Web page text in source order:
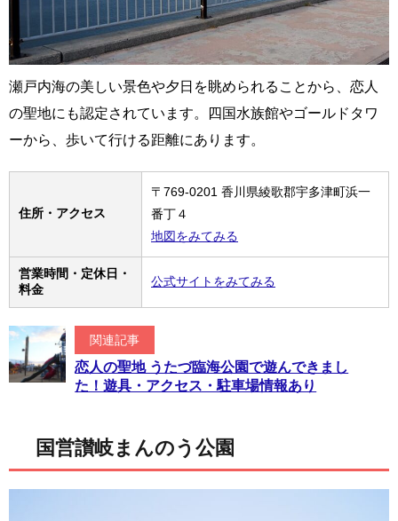
瀬戸内海の美しい景色や夕日を眺められることから、恋人
の聖地にも認定されています。四国水族館やゴールドタワ
ーから、歩いて行ける距離にあります。
住所・アクセス
〒769-0201 香川県綾歌郡宇多津町浜一
番丁４
地図をみてみる
営業時間・定休日・
料金
公式サイトをみてみる
関連記事
恋人の聖地 うたづ臨海公園で遊んできまし
た！遊具・アクセス・駐車場情報あり
国営讃岐まんのう公園